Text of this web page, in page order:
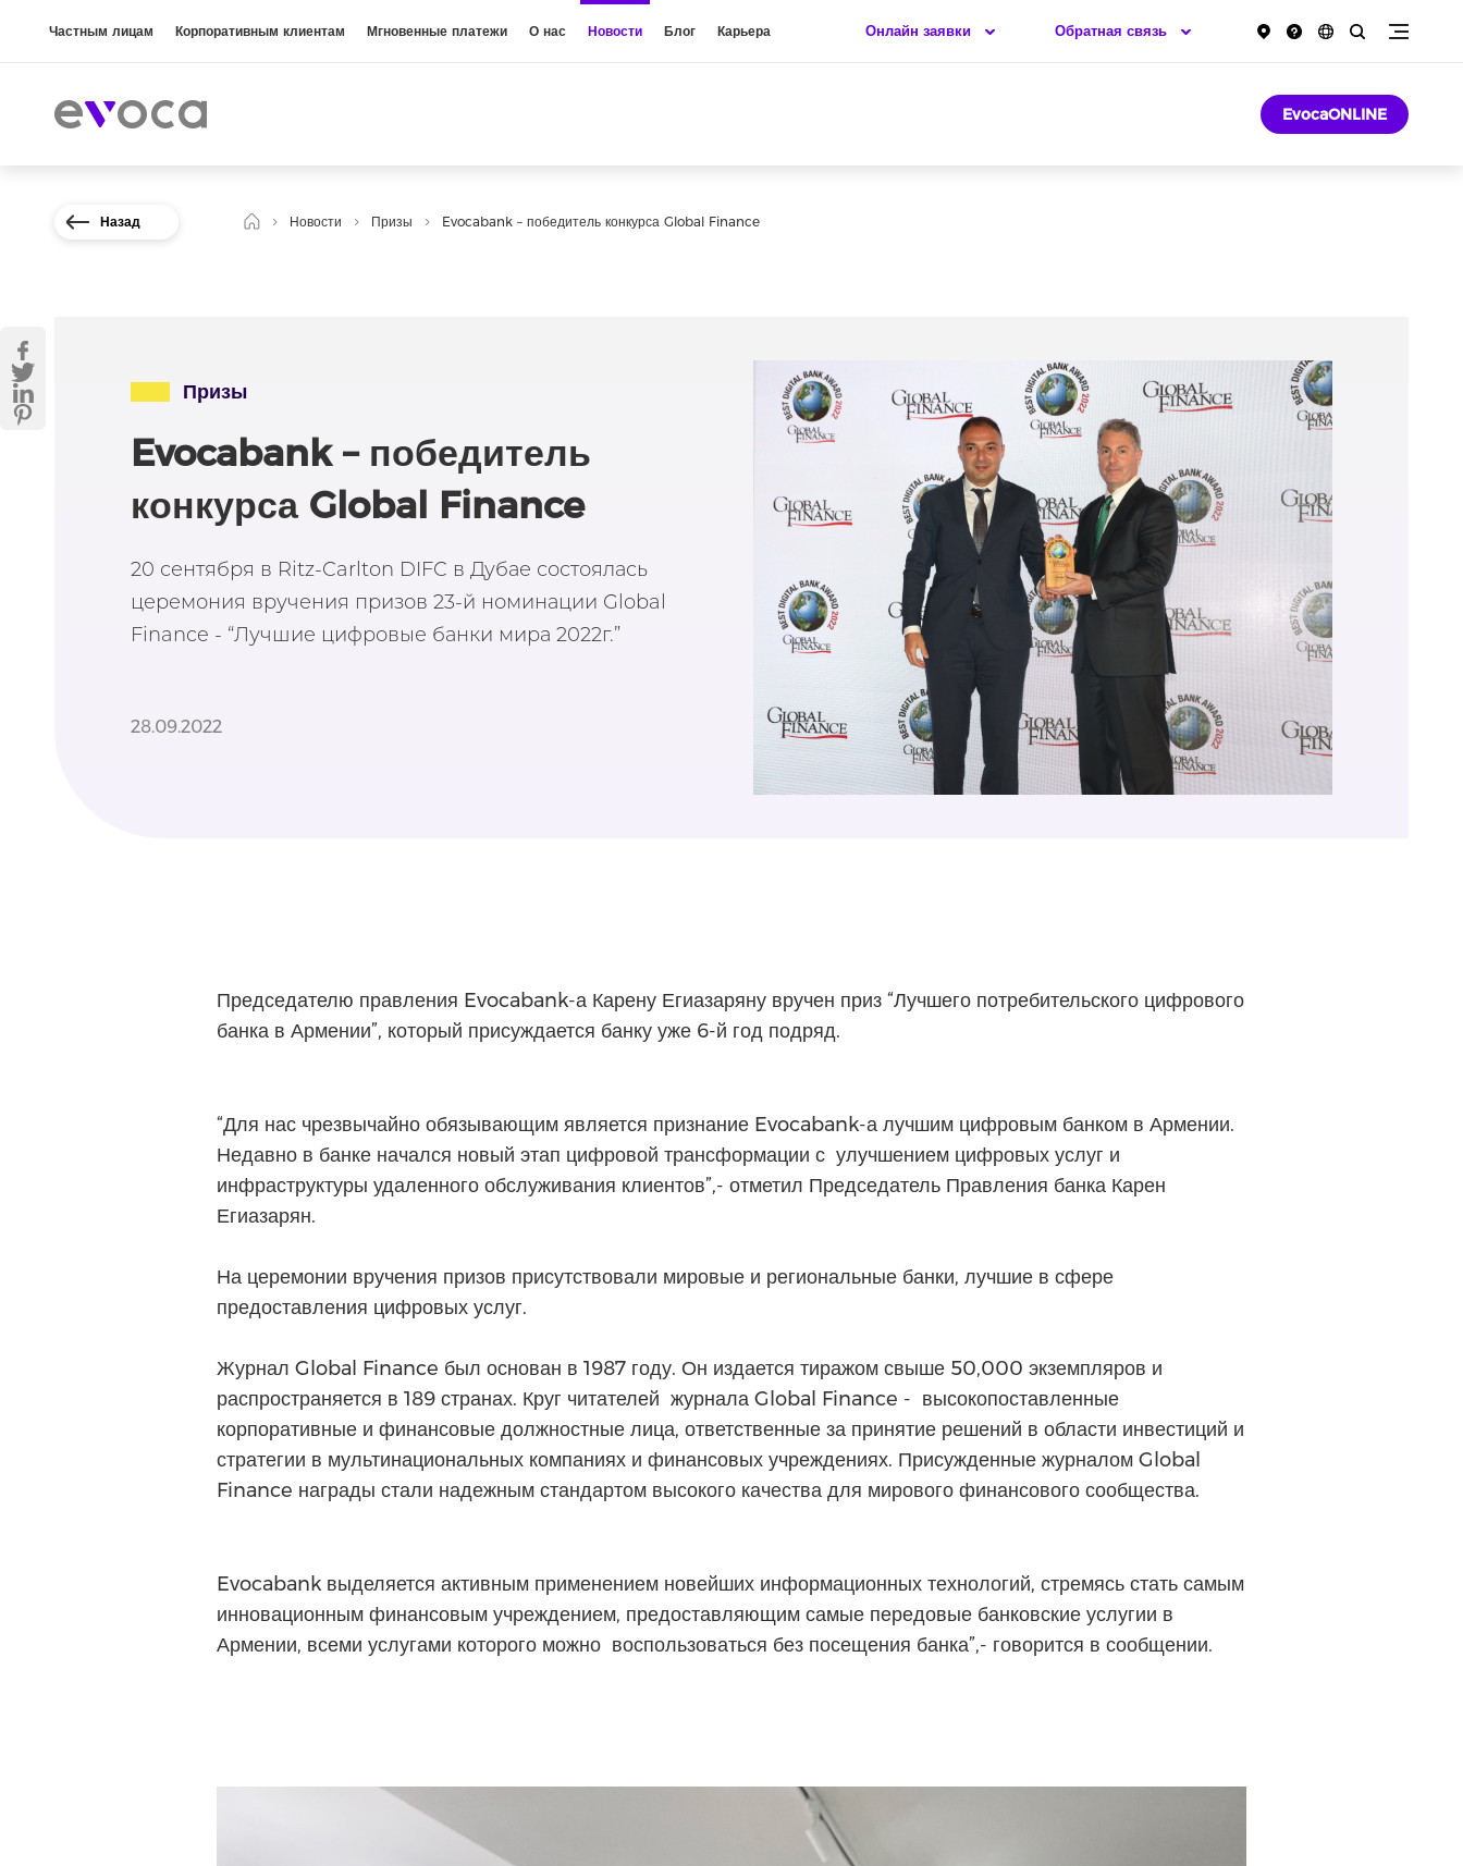
Частным лицам Корпоративным клиентам Мгновенные платежи О нас Новости Блог Карьера Обратная связь
Онлайн заявки
EvocaONLINE
Назад Новости Призы Evocabank – победитель конкурса Global Finance
Призы
Evocabank – победитель
конкурса Global Finance
20 сентября в Ritz-Carlton DIFC в Дубае состоялась
церемония вручения призов 23-й номинации Global
Finance - “Лучшие цифровые банки мира 2022г.”
28.09.2022
Председателю правления Evocabank-а Карену Егиазаряну вручен приз “Лучшего потребительского цифрового
банка в Армении”, который присуждается банку уже 6-й год подряд.
“Для нас чрезвычайно обязывающим является признание Evocabank-а лучшим цифровым банком в Армении.
Недавно в банке начался новый этап цифровой трансформации с улучшением цифровых услуг и
инфраструктуры удаленного обслуживания клиентов”,- отметил Председатель Правления банка Карен
Егиазарян.
На церемонии вручения призов присутствовали мировые и региональные банки, лучшие в сфере
предоставления цифровых услуг.
Журнал Global Finance был основан в 1987 году. Он издается тиражом свыше 50,000 экземпляров и
распространяется в 189 странах. Круг читателей журнала Global Finance - высокопоставленные
корпоративные и финансовые должностные лица, ответственные за принятие решений в области инвестиций и
стратегии в мультинациональных компаниях и финансовых учреждениях. Присужденные журналом Global
Finance награды стали надежным стандартом высокого качества для мирового финансового сообщества.
Evocabank выделяется активным применением новейших информационных технологий, стремясь стать самым
инновационным финансовым учреждением, предоставляющим самые передовые банковские услугии в
Армении, всеми услугами которого можно воспользоваться без посещения банка”,- говорится в сообщении.